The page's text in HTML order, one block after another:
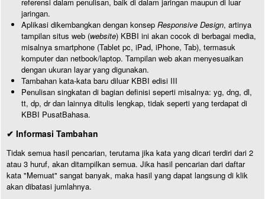
jaringan.
Aplikasi dikembangkan dengan konsep Responsive Design, artinya
tampilan situs web (website) KBBI ini akan cocok di berbagai media,
misalnya smartphone (Tablet pc, iPad, iPhone, Tab), termasuk
komputer dan netbook/laptop. Tampilan web akan menyesuaikan
dengan ukuran layar yang digunakan.
Tambahan kata-kata baru diluar KBBI edisi III
Penulisan singkatan di bagian definisi seperti misalnya: yg, dng, dl,
tt, dp, dr dan lainnya ditulis lengkap, tidak seperti yang terdapat di
KBBI PusatBahasa.
✔ Informasi Tambahan
Tidak semua hasil pencarian, terutama jika kata yang dicari terdiri dari 2
atau 3 huruf, akan ditampilkan semua. Jika hasil pencarian dari daftar
kata "Memuat" sangat banyak, maka hasil yang dapat langsung di klik
akan dibatasi jumlahnya.